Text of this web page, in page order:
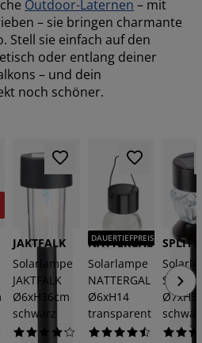
Outdoor-Laternen – mit
– sie bringen charmante
Stell sie einfach auf den
oder entlang deiner
– und dein
noch schöner.
JAKTFALK
Solarlampe
JAKTFALK
Ø6xH36cm
schwarz
DAUERTIEFPREIS
NATTERGAL
Solarlampe
NATTERGAL
Ø6xH14
transparent